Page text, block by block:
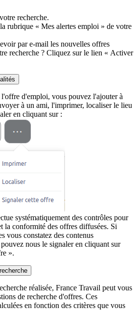
recherche.
rubrique « Mes alertes emploi » de votre
par e-mail les nouvelles offres
recherche ? Cliquez sur le lien « Activer
d'emploi, vous pouvez l'ajouter à
à un ami, l'imprimer, localiser le lieu
en cliquant sur :
systématiquement des contrôles pour
la conformité des offres diffusées. Si
vous constatez des contenus
nous le signaler en cliquant sur
».
réalisée, France Travail peut vous
de recherche d'offres. Ces
en fonction des critères que vous